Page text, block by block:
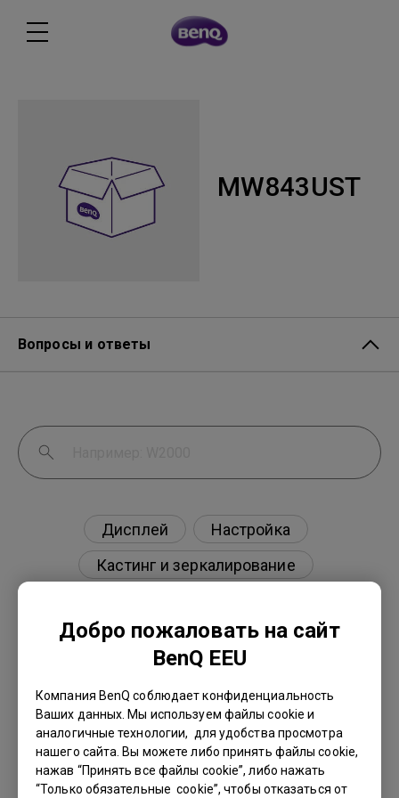
Добро пожаловать на сайт
BenQ EEU
Компания BenQ соблюдает конфиденциальность
Ваших данных. Мы используем файлы cookie и
аналогичные технологии, для удобства просмотра
нашего сайта. Вы можете либо принять файлы cookie,
нажав “Принять все файлы cookie”, либо нажать
“Только обязательные cookie”, чтобы отказаться от
MW843UST
Вопросы и ответы
Дисплей
Настройка
Кастинг и зеркалирование
Есть ли проектор, поддерживающий
просмотр фильмов Blu-ray 3D в пассивных
поляризованных очках, как на моем
телевизоре?